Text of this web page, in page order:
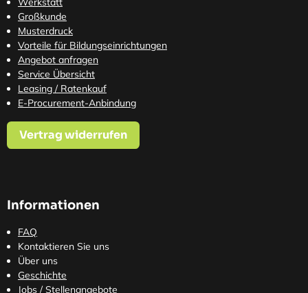
Großkunde
Musterdruck
Vorteile für Bildungseinrichtungen
Angebot anfragen
Service Übersicht
Leasing / Ratenkauf
E-Procurement-Anbindung
Vertrag widerrufen
Informationen
FAQ
Kontaktieren Sie uns
Über uns
Geschichte
Jobs / Stellenangebote